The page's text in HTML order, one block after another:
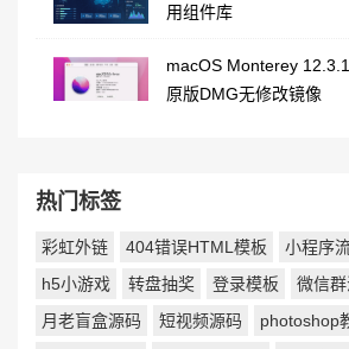
用组件库
macOS Monterey
原版DMG无修改镜像
热门标签
彩虹外链 404错误HTML模板 小程序
h5小游戏
转盘抽奖 登录模板
微信
月老盲盒源码
短视频源码
photoshop